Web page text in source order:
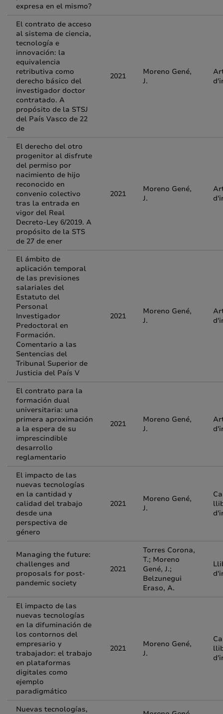
expresa en el mismo?
El contrato de acceso
al sistema de ciencia,
tecnología e
innovación: la
equivalencia
retributiva como
derecho básico del
investigador doctor
contratado. A
propósito de la STSJ
del País Vasco de 22
de
2021
Moreno Gené,
J.
El derecho del otro
progenitor al disfrute
del permiso por
nacimiento de hijo
reconocido en
convenio colectivo
tras la entrada en
vigor del Real
Decreto-Ley 6/2019. A
propósito de la STS
de 27 de ener
2021
Moreno Gené,
J.
El ámbito de
aplicación temporal
de las previsiones
salariales del
Estatuto del
Personal
Investigador
Predoctoral en
Formación.
Comentario a las
Sentencias del
Tribunal Superior de
Justicia del País V
2021
Moreno Gené,
J.
El contrato para la
formación dual
universitaria: una
primera aproximación
a la espera de su
imprescindible
desarrollo
reglamentario
2021
Moreno Gené,
J.
El impacto de las
nuevas tecnologías
en la cantidad y
calidad del trabajo
desde una
perspectiva de
género
2021
Moreno Gené,
J.
Managing the future:
challenges and
proposals for post-
pandemic society
2021
Torres Corona,
T.; Moreno
Gené, J.;
Belzunegui
Eraso, A.
El impacto de las
nuevas tecnologías
en la difuminación de
los contornos del
empresario y
trabajador: el trabajo
en plataformas
digitales como
ejemplo
paradigmático
2021
Moreno Gené,
J.
Nuevas tecnologías,